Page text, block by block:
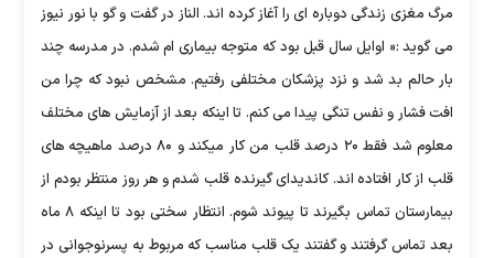
مرگ مغزی زندگی دوباره ای را آغاز کرده اند. الناز در گفت و گو با نور نیوز
می گوید :« اوایل سال قبل بود که متوجه بیماری ام شدم. در مدرسه چند
بار حالم بد شد و نزد پزشکان مختلفی رفتیم. مشخص نبود که چرا من
افت فشار و نفس تنگی پیدا می کنم. تا اینکه بعد از آزمایش های مختلف
معلوم شد فقط ۲۰ درصد قلب من کار میکند و ۸۰ درصد ماهیچه های
قلب از کار افتاده اند. کاندیدای گیرنده قلب شدم و هر روز منتظر بودم از
بیمارستان تماس بگیرند تا پیوند شوم. انتظار سختی بود تا اینکه ۸ ماه
بعد تماس گرفتند و گفتند یک قلب مناسب که مربوط به پسرنوجوانی در